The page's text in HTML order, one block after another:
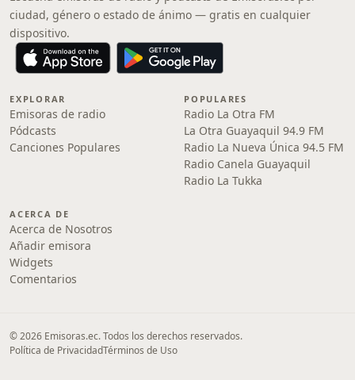
ciudad, género o estado de ánimo — gratis en cualquier
dispositivo.
EXPLORAR
Emisoras de radio
Pódcasts
Canciones Populares
POPULARES
Radio La Otra FM
La Otra Guayaquil 94.9 FM
Radio La Nueva Única 94.5 FM
Radio Canela Guayaquil
Radio La Tukka
ACERCA DE
Acerca de Nosotros
Añadir emisora
Widgets
Comentarios
© 2026 Emisoras.ec. Todos los derechos reservados.
Política de PrivacidadTérminos de Uso